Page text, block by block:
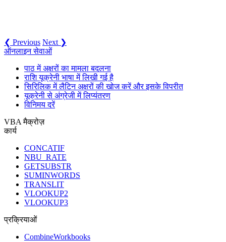
❮ Previous Next ❯
ऑनलाइन सेवाओं
पाठ में अक्षरों का मामला बदलना
राशि यूक्रेनी भाषा में लिखी गई है
सिरिलिक में लैटिन अक्षरों की खोज करें और इसके विपरीत
यूक्रेनी से अंग्रेजी में लिप्यंतरण
विनिमय दरें
VBA मैक्रोज़
कार्य
CONCATIF
NBU_RATE
GETSUBSTR
SUMINWORDS
TRANSLIT
VLOOKUP2
VLOOKUP3
प्रक्रियाओं
CombineWorkbooks